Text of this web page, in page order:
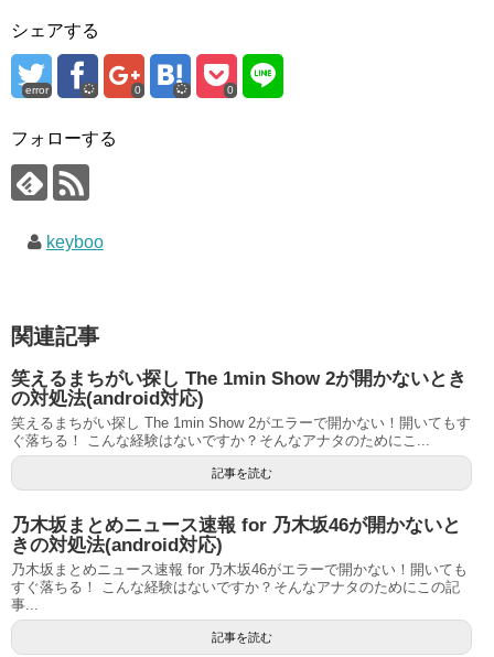
シェアする
error 0 0
フォローする
keyboo
関連記事
笑えるまちがい探し The 1min Show 2が開かないとき
の対処法(android対応)
笑えるまちがい探し The 1min Show 2がエラーで開かない！開いてもす
ぐ落ちる！ こんな経験はないですか？そんなアナタのためにこ...
記事を読む
乃木坂まとめニュース速報 for 乃木坂46が開かないと
きの対処法(android対応)
乃木坂まとめニュース速報 for 乃木坂46がエラーで開かない！開いても
すぐ落ちる！ こんな経験はないですか？そんなアナタのためにこの記
事...
記事を読む